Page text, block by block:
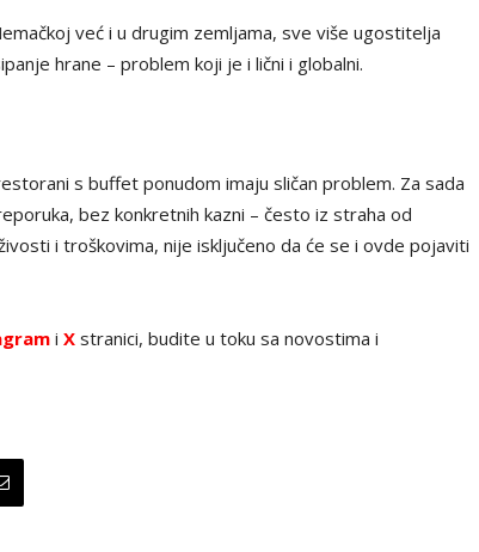
već i u drugim zemljama, sve više ugostitelja
hrane – problem koji je i lični i globalni.
s buffet ponudom imaju sličan problem. Za sada
bez konkretnih kazni – često iz straha od
i troškovima, nije isključeno da će se i ovde pojaviti
i X stranici, budite u toku sa novostima i